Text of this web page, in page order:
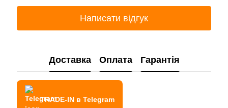
Написати відгук
Доставка Оплата Гарантія
TRADE-IN в Telegram